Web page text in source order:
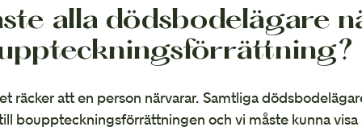
MER INFORMATION
alla dödsbodelägare
räcker att en person närvarar. Samtliga
bouppteckningsförrättningen och vi måste kunna